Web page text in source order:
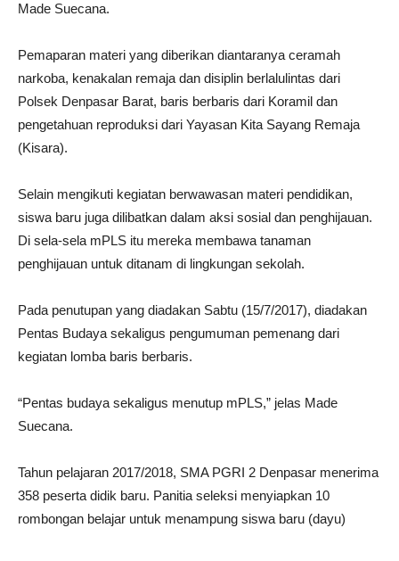
Made Suecana.
Pemaparan materi yang diberikan diantaranya ceramah
narkoba, kenakalan remaja dan disiplin berlalulintas dari
Polsek Denpasar Barat, baris berbaris dari Koramil dan
pengetahuan reproduksi dari Yayasan Kita Sayang Remaja
(Kisara).
Selain mengikuti kegiatan berwawasan materi pendidikan,
siswa baru juga dilibatkan dalam aksi sosial dan penghijauan.
Di sela-sela mPLS itu mereka membawa tanaman
penghijauan untuk ditanam di lingkungan sekolah.
Pada penutupan yang diadakan Sabtu (15/7/2017), diadakan
Pentas Budaya sekaligus pengumuman pemenang dari
kegiatan lomba baris berbaris.
“Pentas budaya sekaligus menutup mPLS,” jelas Made
Suecana.
Tahun pelajaran 2017/2018, SMA PGRI 2 Denpasar menerima
358 peserta didik baru. Panitia seleksi menyiapkan 10
rombongan belajar untuk menampung siswa baru (dayu)